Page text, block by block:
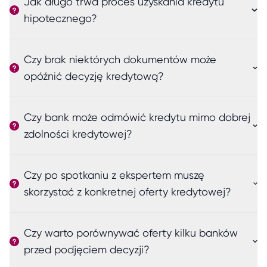
hipotecznego?
Czy brak niektórych dokumentów może
opóźnić decyzję kredytową?
Czy bank może odmówić kredytu mimo dobrej
zdolności kredytowej?
Czy po spotkaniu z ekspertem muszę
skorzystać z konkretnej oferty kredytowej?
Czy warto porównywać oferty kilku banków
przed podjęciem decyzji?